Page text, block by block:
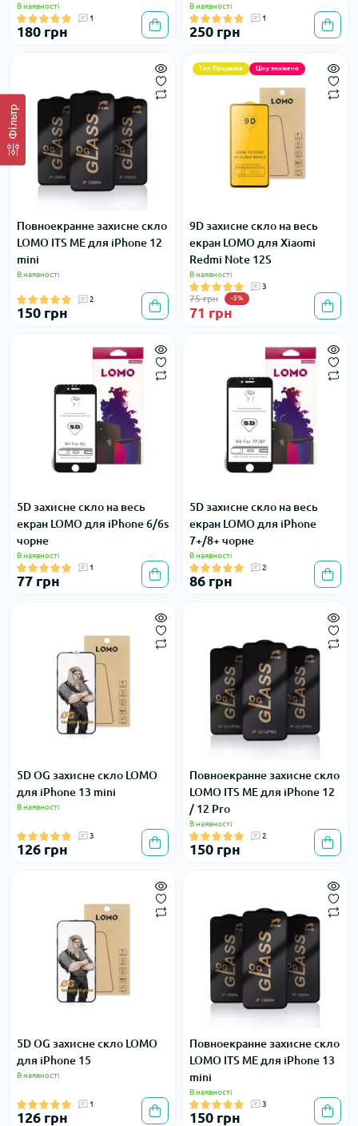
Фільтр
В наявності
1
180 грн
В наявності
1
250 грн
Повноекранне захисне скло
LOMO ITS ME для iPhone 12
mini
В наявності
2
150 грн
Топ Продажів Ціну знижено
9D захисне скло на весь
екран LOMO для Xiaomi
Redmi Note 12S
В наявності
3
75 грн -5%
71 грн
5D захисне скло на весь
екран LOMO для iPhone 6/6s
чорне
В наявності
1
77 грн
5D захисне скло на весь
екран LOMO для iPhone
7+/8+ чорне
В наявності
2
86 грн
5D OG захисне скло LOMO
для iPhone 13 mini
В наявності
3
126 грн
Повноекранне захисне скло
LOMO ITS ME для iPhone 12
/ 12 Pro
В наявності
2
150 грн
5D OG захисне скло LOMO
для iPhone 15
В наявності
1
126 грн
Повноекранне захисне скло
LOMO ITS ME для iPhone 13
mini
В наявності
3
150 грн